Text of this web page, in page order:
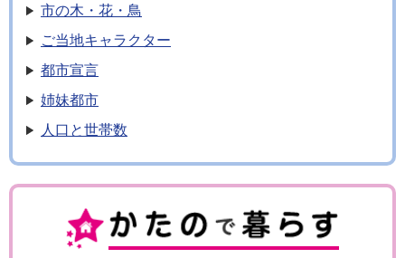
市の木・花・鳥
ご当地キャラクター
都市宣言
姉妹都市
人口と世帯数